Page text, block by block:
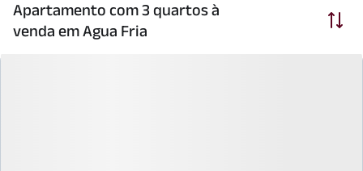
Apartamento com 3 quartos à
venda em Agua Fria
Ordenar